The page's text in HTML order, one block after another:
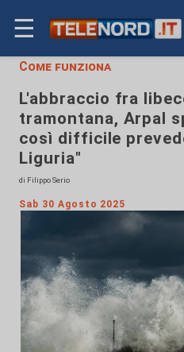
☰
Come funziona
L'abbraccio fra
tramontana, Arpal
così difficile
Liguria"
di Filippo Serio
Sab 30 Agosto 2025